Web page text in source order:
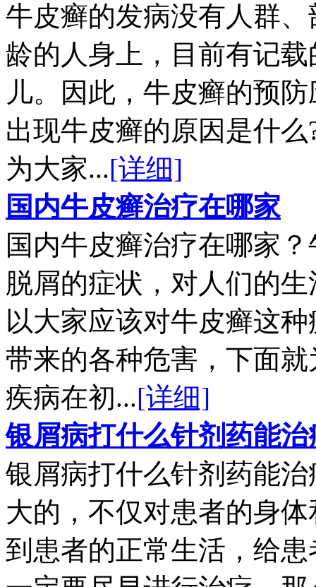
牛皮癣的发病没有人群
龄的人身上，目前有记
儿。因此，牛皮癣的预
出现牛皮癣的原因是什
为大家...[详细]
国内牛皮癣治疗在哪家
国内牛皮癣治疗在哪家
脱屑的症状，对人们的
以大家应该对牛皮癣这
带来的各种危害，下面
疾病在初...[详细]
银屑病打什么针剂药能治
银屑病打什么针剂药能
大的，不仅对患者的身
到患者的正常生活，给